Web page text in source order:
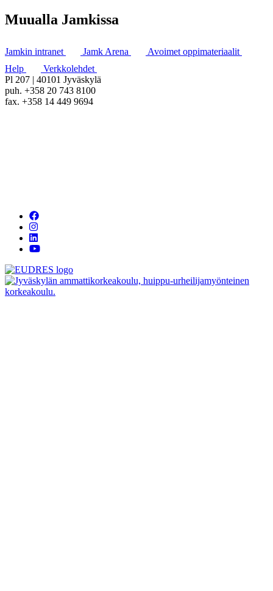
Muualla Jamkissa
Jamkin intranet Jamk Arena
Avoimet oppimateriaalit
Help
Verkkolehdet
Pl 207 | 40101 Jyväskylä
puh. +358 20 743 8100
fax. +358 14 449 9694